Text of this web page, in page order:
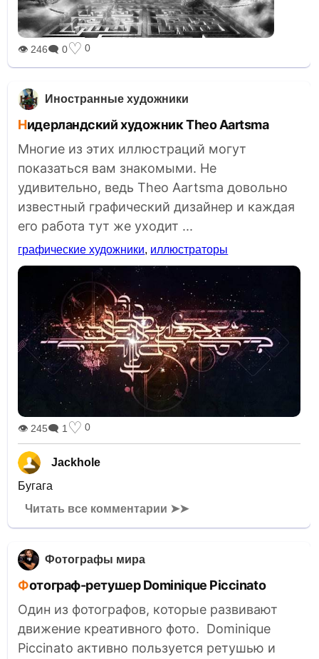
👁 246🗨 0♡ 0
Иностранные художники
Нидерландский художник Theo Aartsma
Многие из этих иллюстраций могут
показаться вам знакомыми. Не
удивительно, ведь Theo Aartsma довольно
известный графический дизайнер и каждая
его работа тут же уходит ...
графические художники, иллюстраторы
👁 245🗨 1 ♡ 0
Jackhole
Бугага
Читать все комментарии ➤➤
Фотографы мира
Фотограф-ретушер Dominique Piccinato
Один из фотографов, которые развивают
движение креативного фото. Dominique
Piccinato активно пользуется ретушью и